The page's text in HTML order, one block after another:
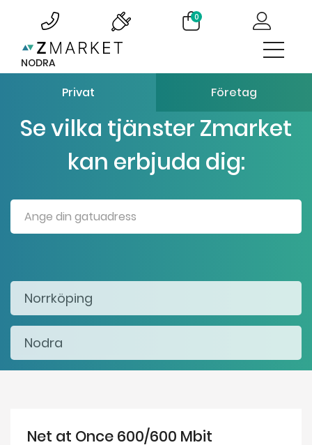
0
NODRA
Privat Företag
Se vilka tjänster Zmarket
kan erbjuda dig:
Net at Once 600/600 Mbit